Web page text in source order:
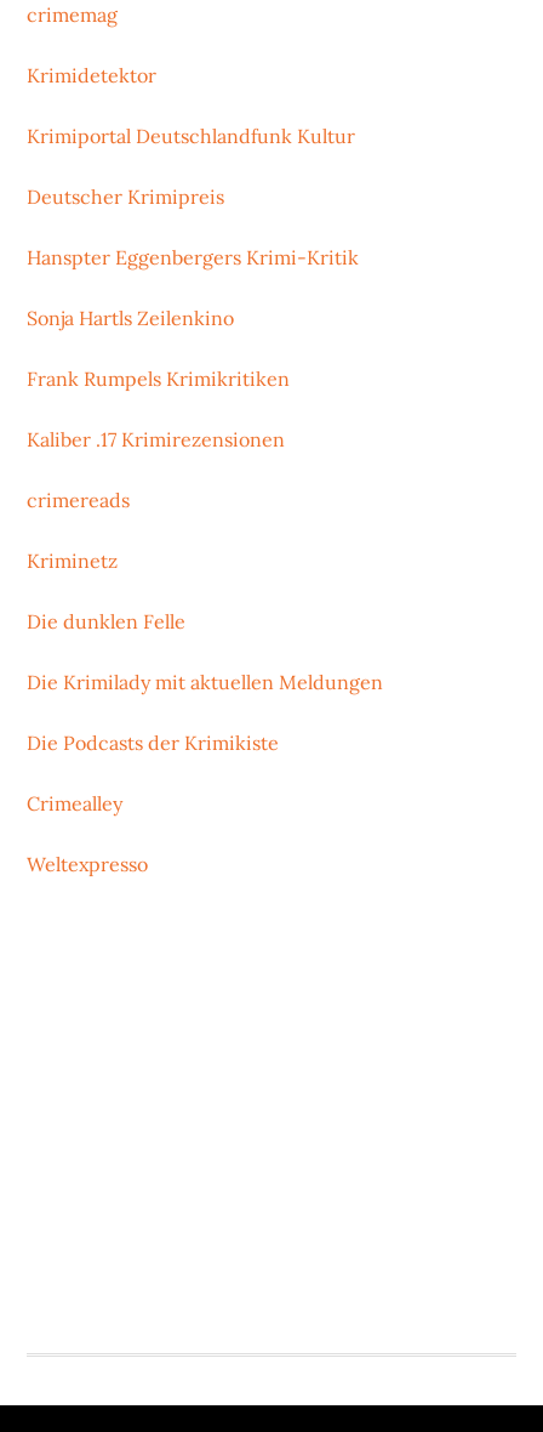
crimemag
Krimidetektor
Krimiportal Deutschlandfunk Kultur
Deutscher Krimipreis
Hanspter Eggenbergers Krimi-Kritik
Sonja Hartls Zeilenkino
Frank Rumpels Krimikritiken
Kaliber .17 Krimirezensionen
crimereads
Kriminetz
Die dunklen Felle
Die Krimilady mit aktuellen Meldungen
Die Podcasts der Krimikiste
Crimealley
Weltexpresso